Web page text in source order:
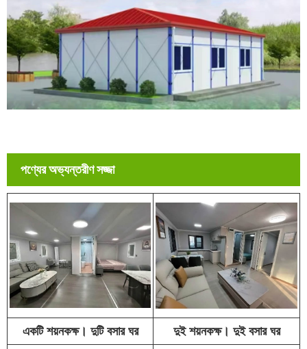
পণ্যের অভ্যন্তরীণ সজ্জা
একটি শয়নকক্ষ। দুটি বসার ঘর দুই শয়নকক্ষ। দুই বসার ঘর